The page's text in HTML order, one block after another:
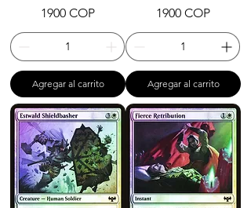
Precio
1900 COP
Agregar al carrito
Precio
1900 COP
Agregar al carrito